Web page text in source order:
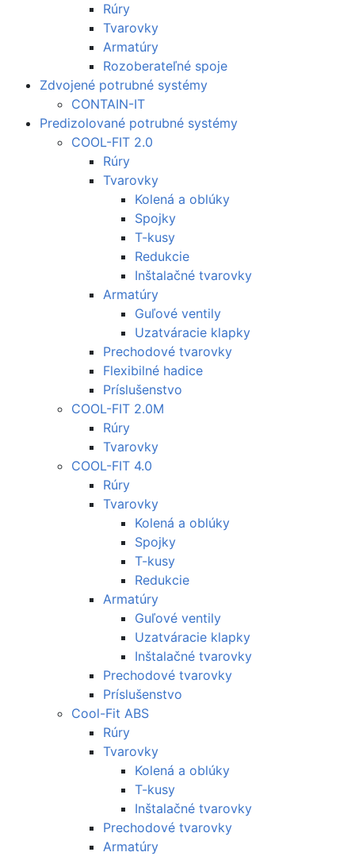
Rúry
Tvarovky
Armatúry
Rozoberateľné spoje
Zdvojené potrubné systémy
CONTAIN-IT
Predizolované potrubné systémy
COOL-FIT 2.0
Rúry
Tvarovky
Kolená a oblúky
Spojky
T-kusy
Redukcie
Inštalačné tvarovky
Armatúry
Guľové ventily
Uzatváracie klapky
Prechodové tvarovky
Flexibilné hadice
Príslušenstvo
COOL-FIT 2.0M
Rúry
Tvarovky
COOL-FIT 4.0
Rúry
Tvarovky
Kolená a oblúky
Spojky
T-kusy
Redukcie
Armatúry
Guľové ventily
Uzatváracie klapky
Inštalačné tvarovky
Prechodové tvarovky
Príslušenstvo
Cool-Fit ABS
Rúry
Tvarovky
Kolená a oblúky
T-kusy
Inštalačné tvarovky
Prechodové tvarovky
Armatúry